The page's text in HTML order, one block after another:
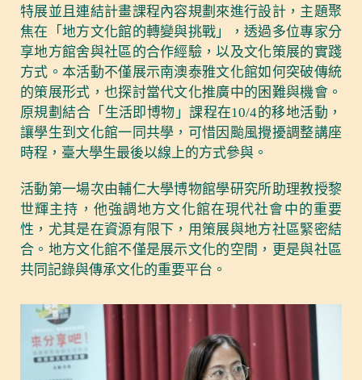
特展並且連結計畫課程內容規劃來進行設計，主題聚
焦在「地方文化館的轉變與挑戰」，透過多位專家分
享地方館舍與社區的合作經驗，以及文化策展的實踐
方式。本活動不僅展示南澳泰雅文化館如何突破傳統
的策展形式，也探討當代文化推廣中的困難與機會。
原規劃結合「生活即博物」課程在10/4的移地活動，
讓學生到文化館一同共學，可惜因颱風攪擾調整講座
時程，臺大學生最後以線上的方式參與。
活動第一場次由輔仁大學博物館學研究所助理教授黎
世輝主持，他強調地方文化館在現代社會中的重要
性，尤其是在資源有限下，用策展與地方社區緊密結
合。地方文化館不僅是展示文化的空間，更是與社區
共同記錄與傳承文化的重要平台。